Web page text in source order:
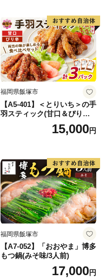
福岡県飯塚市
【A5-401】＜とりいち＞の手
羽スティック(甘口＆ぴり辛)
15,000円
福岡県飯塚市
【A7-052】「おおやま」博多
もつ鍋(みそ味/3人前)
17,000円